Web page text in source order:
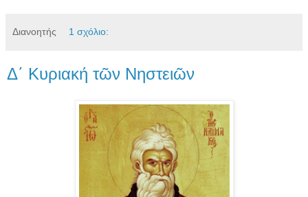
Διανοητής 1 σχόλιο:
Δ΄ Κυριακή τῶν Νηστειῶν